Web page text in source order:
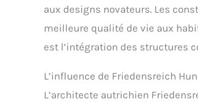
aux designs novateurs. Les
meilleure qualité de vie aux
est l’intégration des structures
L’influence de Friedensreich
L’architecte autrichien